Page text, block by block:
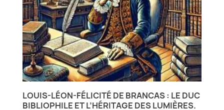
LOUIS-LÉON-FÉLICITÉ DE BRANCAS : LE DUC
BIBLIOPHILE ET L’HÉRITAGE DES LUMIÈRES.